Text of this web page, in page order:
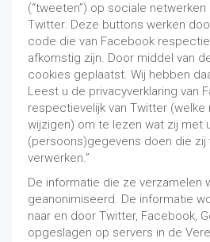
(“tweeten”) op sociale
Twitter. Deze buttons werken
code die van Facebook
afkomstig zijn. Door middel van
cookies geplaatst. Wij hebben
Leest u de privacyverklaring van
respectievelijk van Twitter (welke
wijzigen) om te lezen wat zij met
(persoons)gegevens doen die zij
verwerken.”
De informatie die ze verzamelen
geanonimiseerd. De informatie
naar en door Twitter, Facebook,
opgeslagen op servers in de